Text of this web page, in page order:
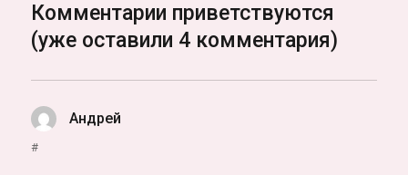
Комментарии приветствуются
(уже оставили 4 комментария)
Андрей
#